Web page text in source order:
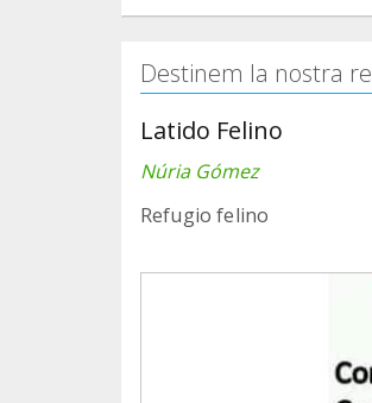
Destinem la nostra
Latido Felino
Núria Gómez
Refugio felino